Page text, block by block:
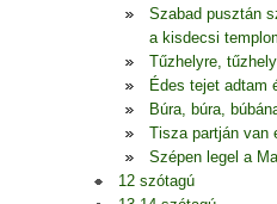
Szabad pusztán
a kisdecsi
Tűzhelyre,
Édes tejet adtam
Búra, búra,
Tisza partján van
Szépen legel a
12 szótagú